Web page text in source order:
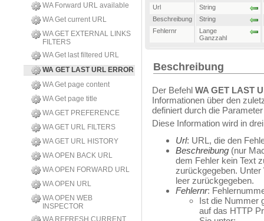
WA Forward URL available
WA Get current URL
WA GET EXTERNAL LINKS
FILTERS
WA Get last filtered URL
WA GET LAST URL ERROR
WA Get page content
WA Get page title
WA GET PREFERENCE
WA GET URL FILTERS
WA GET URL HISTORY
WA OPEN BACK URL
WA OPEN FORWARD URL
WA OPEN URL
WA OPEN WEB
INSPECTOR
WA REFRESH CURRENT
Url
String
Beschreibung
String
Fehlernr
Lange
Ganzzahl
Beschreibung
Der Befehl WA GET LAST
Informationen über den
definiert durch die
Diese Information wird in
Url: URL, die den
Beschreibung (nur
dem Fehler kein Text
zurückgegeben.
leer zurückgegeben.
Fehlernr:
Ist die Nummer
auf das HTTP